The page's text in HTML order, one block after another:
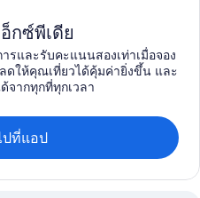
กซ์พีเดีย
รและรับคะแนนสองเท่าเมื่อจอง
ให้คุณเที่ยวได้คุ้มค่ายิ่งขึ้น และ
จากทุกที่ทุกเวลา
ปที่แอป